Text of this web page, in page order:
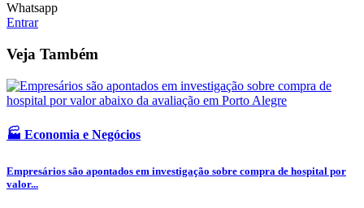
Whatsapp
Entrar
Veja Também
🏭 Economia e Negócios
Empresários são apontados em investigação sobre compra de hospital por
valor...